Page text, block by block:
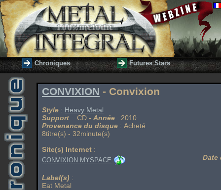
Chroniques Futures Stars
CONVIXION - Convixion
Style : Heavy Metal
Support : CD - Année : 2010
Provenance du disque : Acheté
8titre(s) - 32minute(s)
Site(s) Internet :
CONVIXION MYSPACE
Label(s) :
Eat Metal
Date